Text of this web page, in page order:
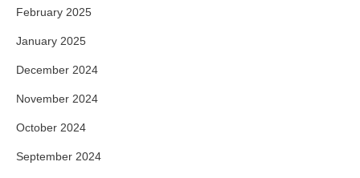
February 2025
January 2025
December 2024
November 2024
October 2024
September 2024